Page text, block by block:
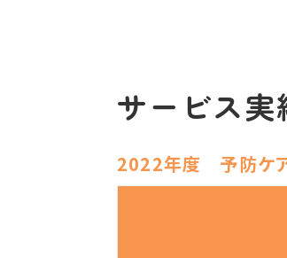
サービス実
2022年度 予防ケ